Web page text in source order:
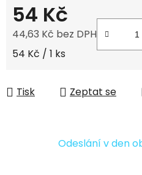
54 Kč
44,63 Kč bez DPH
Měrná cena:
54 Kč / 1 ks
Tisk Zeptat se
Odeslání v den